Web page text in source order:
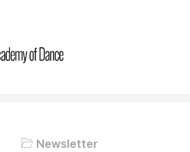
Newsletter